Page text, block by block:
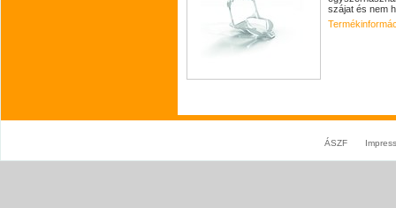
szájat és nem
ÁSZF